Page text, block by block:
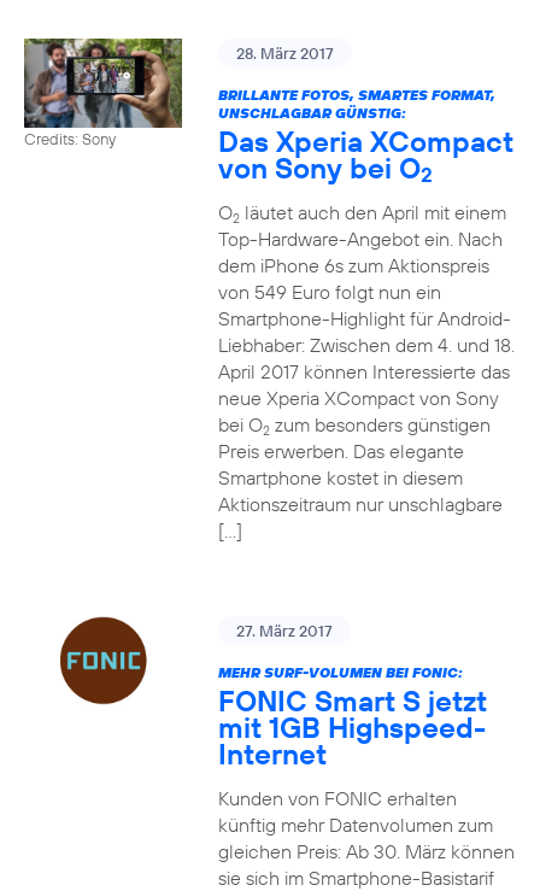
Credits: Sony
28. März 2017
BRILLANTE FOTOS, SMARTES FORMAT,
UNSCHLAGBAR GÜNSTIG:
Das Xperia XCompact
von Sony bei O2
O2läutet auch den April mit einem
Top-Hardware-Angebot ein. Nach
dem iPhone 6s zum Aktionspreis
von 549 Euro folgt nun ein
Smartphone-Highlight für Android-
Liebhaber: Zwischen dem 4. und 18.
April 2017 können Interessierte das
neue Xperia XCompact von Sony
bei O2zum besonders günstigen
Preis erwerben. Das elegante
Smartphone kostet in diesem
Aktionszeitraum nur unschlagbare
[…]
27. März 2017
MEHR SURF-VOLUMEN BEI FONIC:
FONIC Smart S jetzt
mit 1GB Highspeed-
Internet
Kunden von FONIC erhalten
künftig mehr Datenvolumen zum
gleichen Preis: Ab 30. März können
sie sich im Smartphone-Basistarif